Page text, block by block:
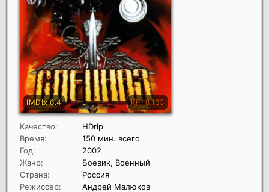
Качество:
HDrip
Время:
150 мин. всего
Год:
2002
Жанр:
Боевик, Военный
Страна:
Россия
Режиссер:
Андрей Малюков